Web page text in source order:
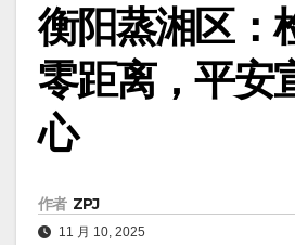
衡阳蒸湘区：
零距离，平安
心
作者 ZPJ
11 月 10, 2025